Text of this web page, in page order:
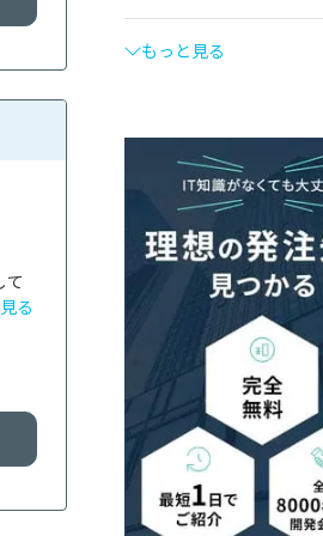
て
る
もっと見る